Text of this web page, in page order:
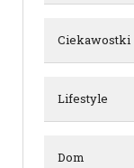
Ciekawostki
Lifestyle
Dom